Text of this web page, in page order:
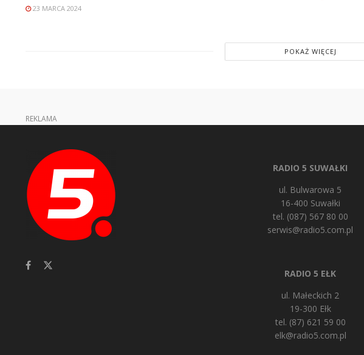
23 MARCA 2024
POKAŻ WIĘCEJ
REKLAMA
RADIO 5 SUWAŁKI
ul. Bulwarowa 5
16-400 Suwałki
tel. (087) 567 80 00
serwis@radio5.com.pl
RADIO 5 EŁK
ul. Małeckich 2
19-300 Ełk
tel. (87) 621 59 00
elk@radio5.com.pl